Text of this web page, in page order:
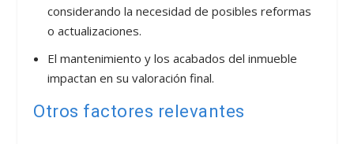
considerando la necesidad de posibles reformas
o actualizaciones.
El mantenimiento y los acabados del inmueble
impactan en su valoración final.
Otros factores relevantes